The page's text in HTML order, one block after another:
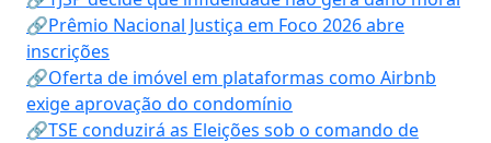
🔗Prêmio Nacional Justiça em Foco 2026 abre
inscrições
🔗Oferta de imóvel em plataformas como Airbnb
exige aprovação do condomínio
🔗TSE conduzirá as Eleições sob o comando de